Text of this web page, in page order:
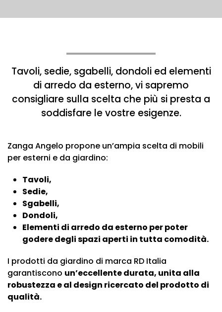
Tavoli, sedie, sgabelli, dondoli ed elementi
di arredo da esterno, vi sapremo
consigliare sulla scelta che più si presta a
soddisfare le vostre esigenze.
Zanga Angelo propone un’ampia scelta di mobili
per esterni e da giardino:
Tavoli,
Sedie,
Sgabelli,
Dondoli,
Elementi di arredo da esterno per poter
godere degli spazi aperti in tutta comodità.
I prodotti da giardino di marca RD Italia
garantiscono un’eccellente durata, unita alla
robustezza e al design ricercato del prodotto di
qualità.